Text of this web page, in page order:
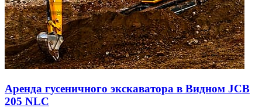
Аренда гусеничного экскаватора в Видном JCB
205 NLC